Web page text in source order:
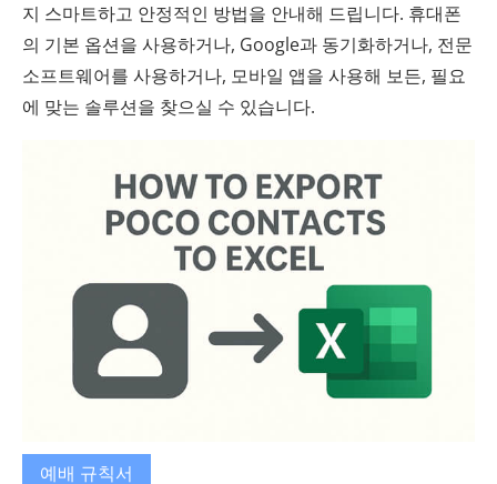
지 스마트하고 안정적인 방법을 안내해 드립니다. 휴대폰
의 기본 옵션을 사용하거나, Google과 동기화하거나, 전문
소프트웨어를 사용하거나, 모바일 앱을 사용해 보든, 필요
에 맞는 솔루션을 찾으실 수 있습니다.
예배 규칙서